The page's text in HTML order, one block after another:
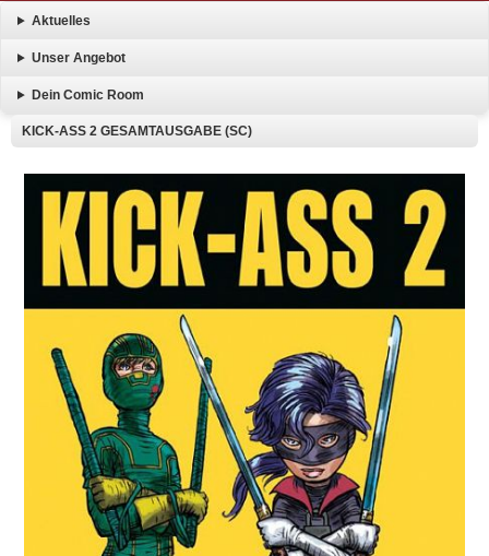
Aktuelles
Unser Angebot
Dein Comic Room
KICK-ASS 2 GESAMTAUSGABE (SC)